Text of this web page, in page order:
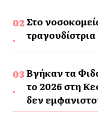
Στο
Βγήκαν τα
το 2026 στη
δεν